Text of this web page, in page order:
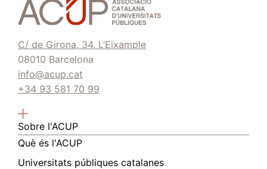
C/ de Girona, 34, L’Eixample
08010 Barcelona
info@acup.cat
+34 93 581 70 99
Sobre l'ACUP
Què és l'ACUP
Universitats públiques catalanes